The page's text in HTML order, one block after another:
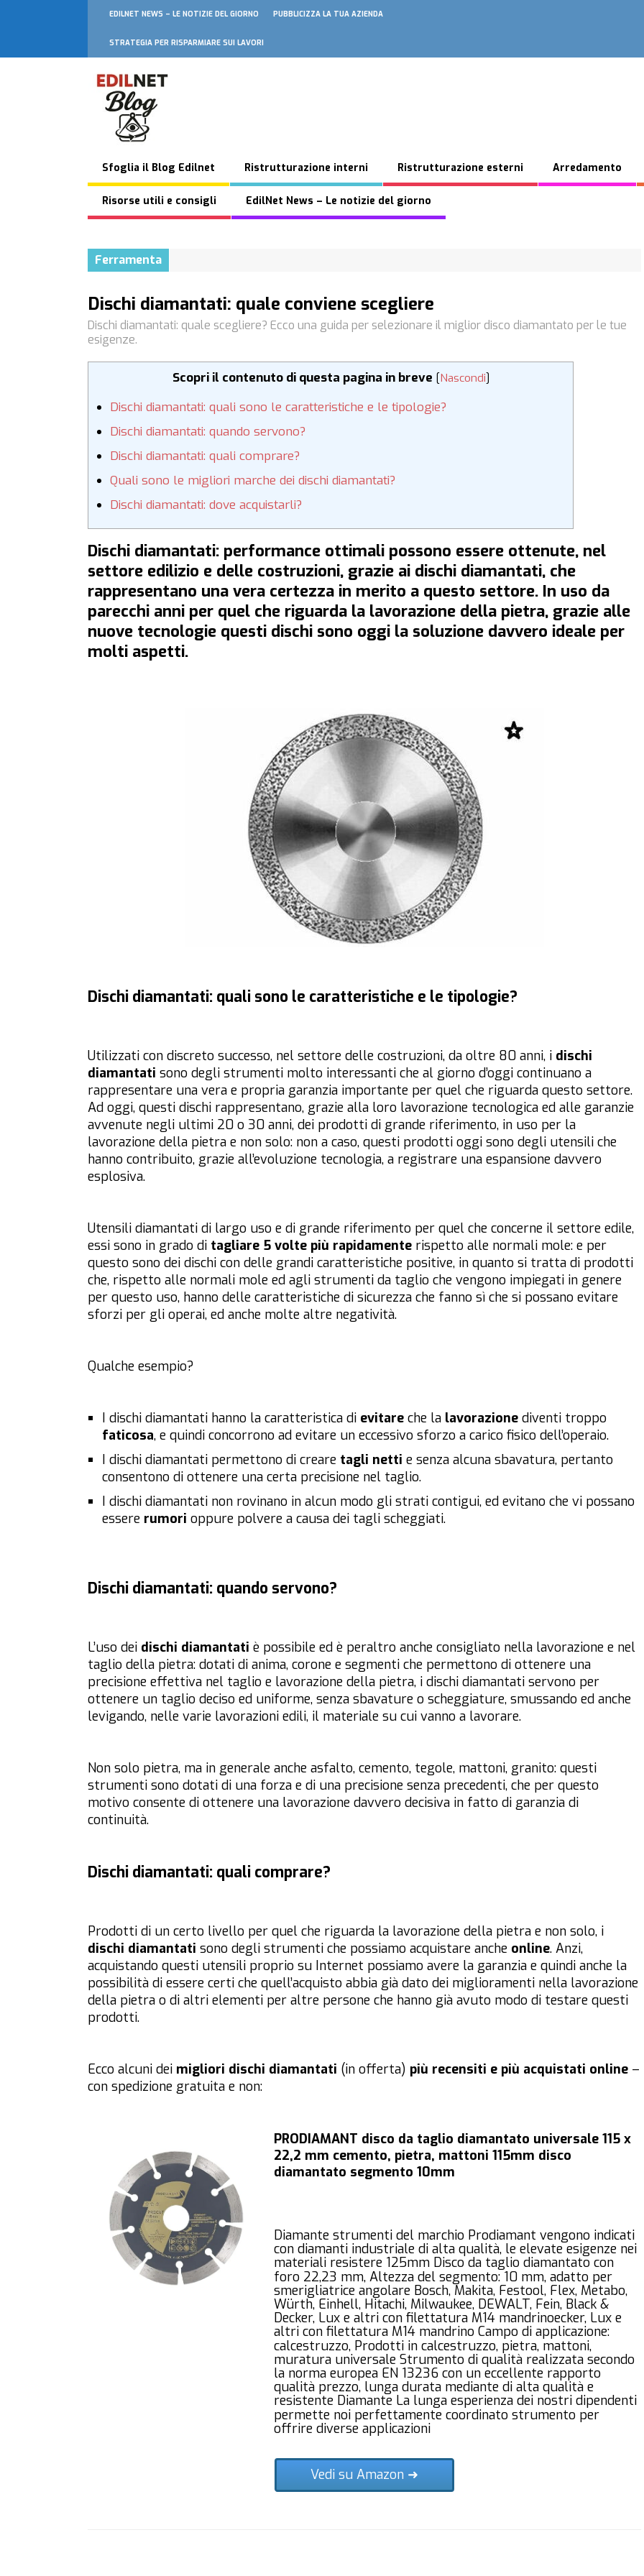
EDILNET NEWS – LE NOTIZIE DEL GIORNO PUBBLICIZZA LA TUA AZIENDA
STRATEGIA PER RISPARMIARE SUI LAVORI
Sfoglia il Blog Edilnet Ristrutturazione interni Ristrutturazione esterni Arredamento
Risorse utili e consigli EdilNet News – Le notizie del giorno
Ferramenta
Dischi diamantati: quale conviene scegliere
Dischi diamantati: quale scegliere? Ecco una guida per selezionare il miglior disco diamantato per le tue
esigenze.
Scopri il contenuto di questa pagina in breve [Nascondi]
Dischi diamantati: quali sono le caratteristiche e le tipologie?
Dischi diamantati: quando servono?
Dischi diamantati: quali comprare?
Quali sono le migliori marche dei dischi diamantati?
Dischi diamantati: dove acquistarli?
Dischi diamantati: performance ottimali possono essere ottenute, nel
settore edilizio e delle costruzioni, grazie ai dischi diamantati, che
rappresentano una vera certezza in merito a questo settore. In uso da
parecchi anni per quel che riguarda la lavorazione della pietra, grazie alle
nuove tecnologie questi dischi sono oggi la soluzione davvero ideale per
molti aspetti.
Dischi diamantati: quali sono le caratteristiche e le tipologie?
Utilizzati con discreto successo, nel settore delle costruzioni, da oltre 80 anni, i dischi
diamantati sono degli strumenti molto interessanti che al giorno d’oggi continuano a
rappresentare una vera e propria garanzia importante per quel che riguarda questo settore.
Ad oggi, questi dischi rappresentano, grazie alla loro lavorazione tecnologica ed alle garanzie
avvenute negli ultimi 20 o 30 anni, dei prodotti di grande riferimento, in uso per la
lavorazione della pietra e non solo: non a caso, questi prodotti oggi sono degli utensili che
hanno contribuito, grazie all’evoluzione tecnologia, a registrare una espansione davvero
esplosiva.
Utensili diamantati di largo uso e di grande riferimento per quel che concerne il settore edile,
essi sono in grado di tagliare 5 volte più rapidamente rispetto alle normali mole: e per
questo sono dei dischi con delle grandi caratteristiche positive, in quanto si tratta di prodotti
che, rispetto alle normali mole ed agli strumenti da taglio che vengono impiegati in genere
per questo uso, hanno delle caratteristiche di sicurezza che fanno sì che si possano evitare
sforzi per gli operai, ed anche molte altre negatività.
Qualche esempio?
I dischi diamantati hanno la caratteristica di evitare che la lavorazione diventi troppo
faticosa, e quindi concorrono ad evitare un eccessivo sforzo a carico fisico dell’operaio.
I dischi diamantati permettono di creare tagli netti e senza alcuna sbavatura, pertanto
consentono di ottenere una certa precisione nel taglio.
I dischi diamantati non rovinano in alcun modo gli strati contigui, ed evitano che vi possano
essere rumori oppure polvere a causa dei tagli scheggiati.
Dischi diamantati: quando servono?
L’uso dei dischi diamantati è possibile ed è peraltro anche consigliato nella lavorazione e nel
taglio della pietra: dotati di anima, corone e segmenti che permettono di ottenere una
precisione effettiva nel taglio e lavorazione della pietra, i dischi diamantati servono per
ottenere un taglio deciso ed uniforme, senza sbavature o scheggiature, smussando ed anche
levigando, nelle varie lavorazioni edili, il materiale su cui vanno a lavorare.
Non solo pietra, ma in generale anche asfalto, cemento, tegole, mattoni, granito: questi
strumenti sono dotati di una forza e di una precisione senza precedenti, che per questo
motivo consente di ottenere una lavorazione davvero decisiva in fatto di garanzia di
continuità.
Dischi diamantati: quali comprare?
Prodotti di un certo livello per quel che riguarda la lavorazione della pietra e non solo, i
dischi diamantati sono degli strumenti che possiamo acquistare anche online. Anzi,
acquistando questi utensili proprio su Internet possiamo avere la garanzia e quindi anche la
possibilità di essere certi che quell’acquisto abbia già dato dei miglioramenti nella lavorazione
della pietra o di altri elementi per altre persone che hanno già avuto modo di testare questi
prodotti.
Ecco alcuni dei migliori dischi diamantati (in offerta) più recensiti e più acquistati online –
con spedizione gratuita e non:
PRODIAMANT disco da taglio diamantato universale 115 x
22,2 mm cemento, pietra, mattoni 115mm disco
diamantato segmento 10mm
Diamante strumenti del marchio Prodiamant vengono indicati
con diamanti industriale di alta qualità, le elevate esigenze nei
materiali resistere 125mm Disco da taglio diamantato con
foro 22,23 mm, Altezza del segmento: 10 mm, adatto per
smerigliatrice angolare Bosch, Makita, Festool, Flex, Metabo,
Würth, Einhell, Hitachi, Milwaukee, DEWALT, Fein, Black &
Decker, Lux e altri con filettatura M14 mandrinoecker, Lux e
altri con filettatura M14 mandrino Campo di applicazione:
calcestruzzo, Prodotti in calcestruzzo, pietra, mattoni,
muratura universale Strumento di qualità realizzata secondo
la norma europea EN 13236 con un eccellente rapporto
qualità prezzo, lunga durata mediante di alta qualità e
resistente Diamante La lunga esperienza dei nostri dipendenti
permette noi perfettamente coordinato strumento per
offrire diverse applicazioni
Vedi su Amazon ➜